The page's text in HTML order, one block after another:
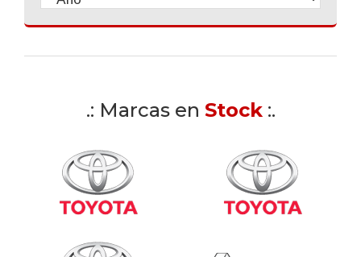
.: Marcas en Stock:.